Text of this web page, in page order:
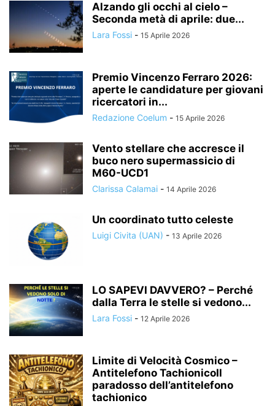
Alzando gli occhi al cielo –
Seconda metà di aprile: due...
Lara Fossi - 15 Aprile 2026
Premio Vincenzo Ferraro 2026:
aperte le candidature per giovani
ricercatori in...
Redazione Coelum - 15 Aprile 2026
Vento stellare che accresce il
buco nero supermassicio di
M60-UCD1
Clarissa Calamai - 14 Aprile 2026
Un coordinato tutto celeste
Luigi Civita (UAN) - 13 Aprile 2026
LO SAPEVI DAVVERO? – Perché
dalla Terra le stelle si vedono...
Lara Fossi - 12 Aprile 2026
Limite di Velocità Cosmico –
Antitelefono TachionicoIl
paradosso dell’antitelefono
tachionico